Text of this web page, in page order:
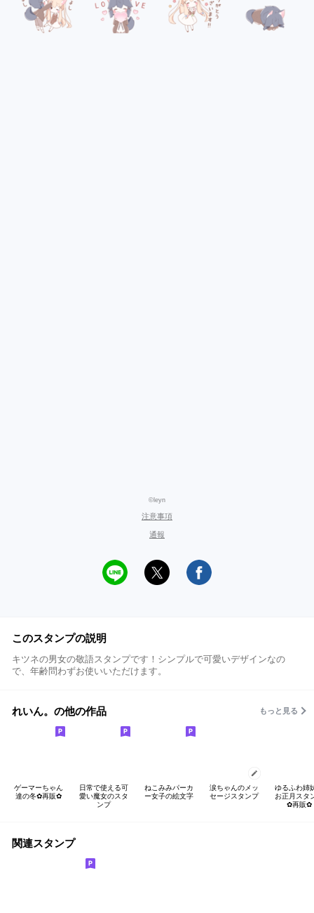
©leyn
注意事項
通報
このスタンプの説明
キツネの男女の敬語スタンプです！シンプルで可愛いデザインなの
で、年齢問わずお使いいただけます。
れいん。の他の作品 もっと見る
ゲーマーちゃん
達の冬✿再販✿
日常で使える可
愛い魔女のスタ
ンプ
ねこみみパーカ
ー女子の絵文字
涙ちゃんのメッ
セージスタンプ
ゆるふわ姉
お正月スタ
✿再販✿
関連スタンプ